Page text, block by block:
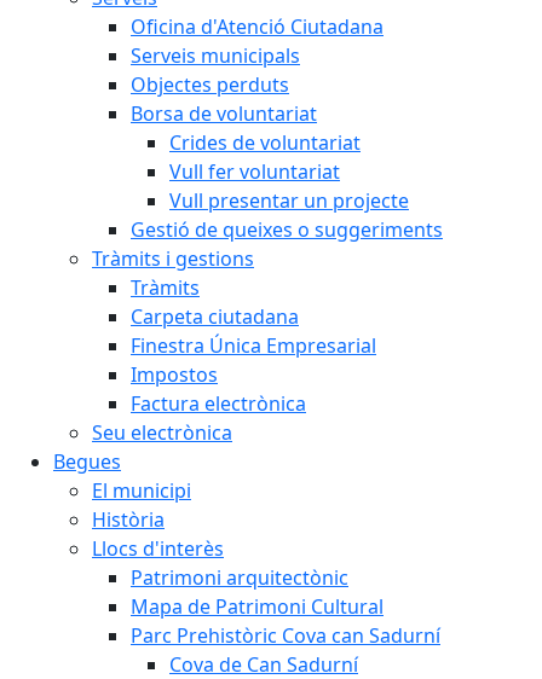
Oficina d'Atenció Ciutadana
Serveis municipals
Objectes perduts
Borsa de voluntariat
Crides de voluntariat
Vull fer voluntariat
Vull presentar un projecte
Gestió de queixes o suggeriments
Tràmits i gestions
Tràmits
Carpeta ciutadana
Finestra Única Empresarial
Impostos
Factura electrònica
Seu electrònica
Begues
El municipi
Història
Llocs d'interès
Patrimoni arquitectònic
Mapa de Patrimoni Cultural
Parc Prehistòric Cova can Sadurní
Cova de Can Sadurní